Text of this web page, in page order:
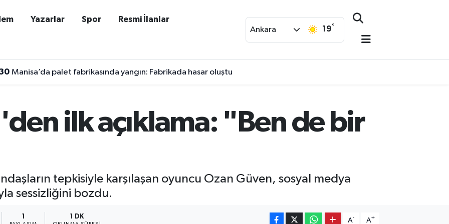
Yazarlar Spor Resmi İlanlar
Ankara 19°
Manisa’da palet fabrikasında yangın: Fabrikada hasar oluştu
ilk açıklama: "Ben de bir
tepkisiyle karşılaşan oyuncu Ozan Güven, sosyal medya
sessizliğini bozdu.
1 DK A- A+